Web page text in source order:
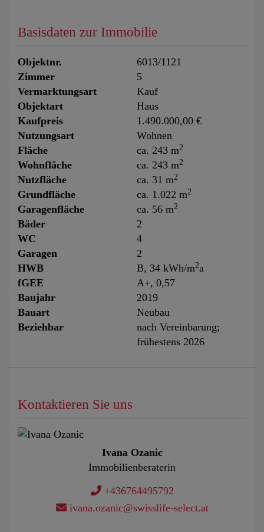
Basisdaten zur Immobilie
Objektnr.
6013/1121
Zimmer
5
Vermarktungsart
Kauf
Objektart
Haus
Kaufpreis
1.490.000,00 €
Nutzungsart
Wohnen
Fläche
ca. 243 m2
Wohnfläche ca. 243 m2
Nutzfläche ca. 31 m2
Grundfläche ca. 1.022 m2
Garagenfläche ca. 56 m2
Bäder
2
WC
4
Garagen
2
HWB
B, 34 kWh/m2a
fGEE
A+, 0,57
Baujahr
2019
Bauart
Neubau
Beziehbar
nach Vereinbarung;
frühestens 2026
Kontaktieren Sie uns
Ivana Ozanic
Immobilienberaterin
+436764495792
ivana.ozanic@swisslife-select.at